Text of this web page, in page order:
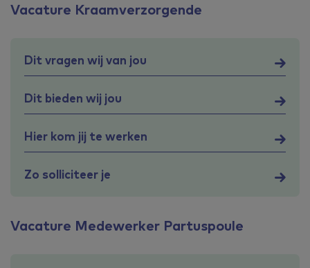
Vacature Kraamverzorgende
Dit vragen wij van jou
Dit bieden wij jou
Hier kom jij te werken
Zo solliciteer je
Vacature Medewerker Partuspoule